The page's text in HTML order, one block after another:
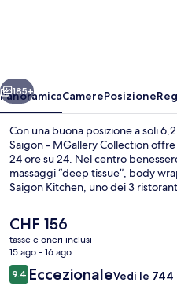
MGallery
Collection
Avanti
185+
PanoramicaCamerePosizione
Con una buona posizione a soli
Saigon - MGallery Collection
24 ore su 24. Nel centro
massaggi “deep tissue”, body
Saigon Kitchen, uno dei 3
cucina locale e internazionale.
di lusso sono una piscina
palestra aperta giorno e notte.
personale gentile della struttura. I
distanza: Stazione metro di Opera
Il
prezzo
attuale
è
CHF 156
CHF 156
tasse e oneri inclusi
15 ago - 16 ago
Recensioni
9.49.4 su 10
EccezionaleVedi le